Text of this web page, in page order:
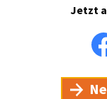
Jetzt